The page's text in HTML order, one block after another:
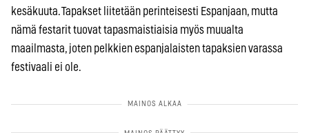
kesäkuuta. Tapakset liitetään perinteisesti Espanjaan, mutta
nämä festarit tuovat tapasmaistiaisia myös muualta
maailmasta, joten pelkkien espanjalaisten tapaksien varassa
festivaali ei ole.